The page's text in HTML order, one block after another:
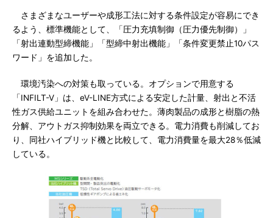
さまざまなユーザーや成形工法に対する条件設定が容易にでき
るよう、標準機能として、「圧力充填制御（圧力優先制御）」
「射出連動型締機能」「型締中射出機能」「条件変更禁止10パス
ワード」を追加した。
環境汚染への対策も取っている。オプションで用意する
「INFILT-V」は、eV-LINE方式による安定した計量、射出と不活
性ガス供給ユニットを組み合わせた。薄肉製品の成形と樹脂の熱
分解、アウトガス抑制効果を両立できる。電力消費も削減してお
り、同社ハイブリッド機と比較して、電力消費量を最大28％低減
している。